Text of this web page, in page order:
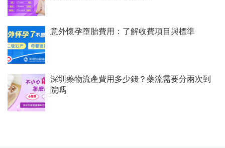
意外懷孕墮胎費用：了解收費項目與標準
深圳藥物流產費用多少錢？藥流需要分兩次到
院嗎